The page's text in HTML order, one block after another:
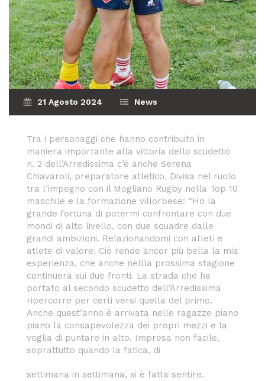
21 Agosto 2024 News
Tra i personaggi che hanno contribuito in
maniera importante alla vittoria dello scudetto
n. 2 dell’Arredissima c’è anche Serena
Chiavaroli, preparatore atletico. Divisa nel ruolo
tra l’impegno con il Mogliano Rugby nella Top 10
maschile e la formazione villorbese: “Ho la
grande fortuna di potermi confrontare con due
mondi di alto livello, con due squadre dalle
grandi ambizioni. Relazionandomi con atleti e
atlete di valore. Ciò rende ancor più bella la mia
esperienza, che anche nellla prossima stagione
continuerà sui due fronti. La strada che ha
portato al secondo scudetto dell’Arredissima
ripercorre per certi versi quella del primo.
Anche quest’anno è arrivata nelle ragazze piano
piano la consapevolezza dei propri mezzi e la
voglia di puntare in alto. Impresa non facile,
soprattutto quando la fatica, di
settimana in settimana, si è fatta sentire.